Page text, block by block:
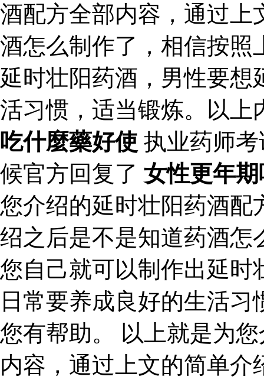
酒配方全部内容，通过上
酒怎么制作了，相信按照
延时壮阳药酒，男性要想
活习惯，适当锻炼。以上
吃什麼藥好使 执业药师
候官方回复了 女性更年
您介绍的延时壮阳药酒配
绍之后是不是知道药酒怎
您自己就可以制作出延时
日常要养成良好的生活
您有帮助。 以上就是为
内容，通过上文的简单